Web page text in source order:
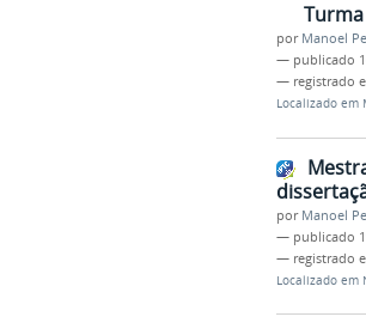
por Manoel
— publicado
— registrado
Localizado em
por Manoel
— publicado
— registrado
Localizado em